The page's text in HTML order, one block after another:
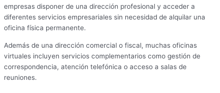
empresas disponer de una dirección profesional y acceder a
diferentes servicios empresariales sin necesidad de alquilar una
oficina física permanente.
Además de una dirección comercial o fiscal, muchas oficinas
virtuales incluyen servicios complementarios como gestión de
correspondencia, atención telefónica o acceso a salas de
reuniones.